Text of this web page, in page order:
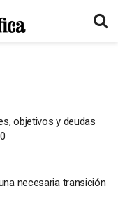
objetivos y deudas
necesaria transición